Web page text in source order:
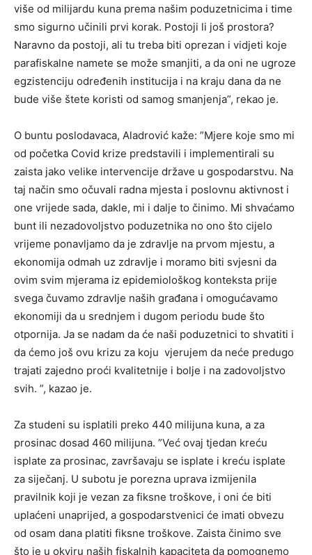
više od milijardu kuna prema našim poduzetnicima i time
smo sigurno učinili prvi korak. Postoji li još prostora?
Naravno da postoji, ali tu treba biti oprezan i vidjeti koje
parafiskalne namete se može smanjiti, a da oni ne ugroze
egzistenciju određenih institucija i na kraju dana da ne
bude više štete koristi od samog smanjenja”, rekao je.
O buntu poslodavaca, Aladrović kaže: ”Mjere koje smo mi
od početka Covid krize predstavili i implementirali su
zaista jako velike intervencije države u gospodarstvu. Na
taj način smo očuvali radna mjesta i poslovnu aktivnost i
one vrijede sada, dakle, mi i dalje to činimo. Mi shvaćamo
bunt ili nezadovoljstvo poduzetnika no ono što cijelo
vrijeme ponavljamo da je zdravlje na prvom mjestu, a
ekonomija odmah uz zdravlje i moramo biti svjesni da
ovim svim mjerama iz epidemiološkog konteksta prije
svega čuvamo zdravlje naših građana i omogućavamo
ekonomiji da u srednjem i dugom periodu bude što
otpornija. Ja se nadam da će naši poduzetnici to shvatiti i
da ćemo još ovu krizu za koju vjerujem da neće predugo
trajati zajedno proći kvalitetnije i bolje i na zadovoljstvo
svih. ”, kazao je.
Za studeni su isplatili preko 440 milijuna kuna, a za
prosinac dosad 460 milijuna. ”Već ovaj tjedan kreću
isplate za prosinac, završavaju se isplate i kreću isplate
za siječanj. U subotu je porezna uprava izmijenila
pravilnik koji je vezan za fiksne troškove, i oni će biti
uplaćeni unaprijed, a gospodarstvenici će imati obvezu
od osam dana platiti fiksne troškove. Zaista činimo sve
što je u okviru naših fiskalnih kapaciteta da pomognemo